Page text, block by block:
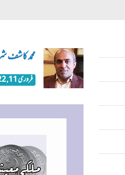
محمد
فروری 11, 2022